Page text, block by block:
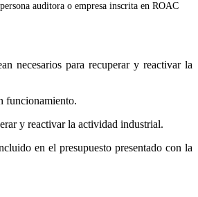
auditora o empresa inscrita en ROAC
necesarios para recuperar y reactivar la
funcionamiento.
y reactivar la actividad industrial.
en el presupuesto presentado con la